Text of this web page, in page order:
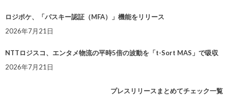
ロジポケ、「パスキー認証（MFA）」機能をリリース
2026年7月21日
NTTロジスコ、エンタメ物流の平時5倍の波動を「t-Sort MAS」で吸収
2026年7月21日
プレスリリースまとめてチェック一覧